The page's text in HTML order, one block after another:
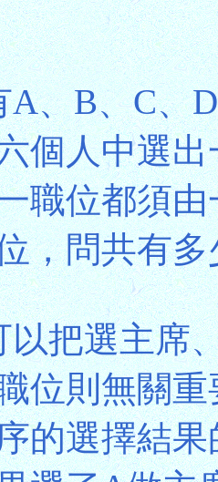
A、B、C、
個人中選
職位都須
，問共有
以把選主席
位則無關
的選擇結